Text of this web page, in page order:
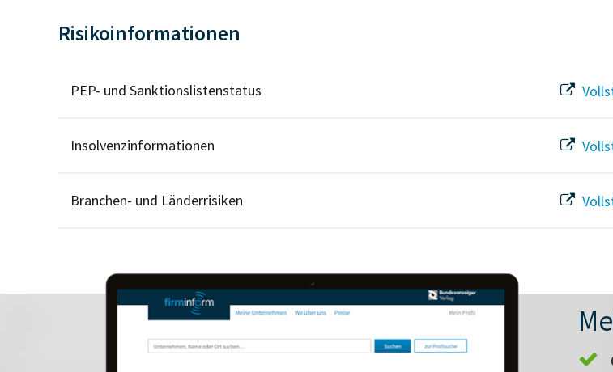
Risikoinformationen
PEP- und Sanktionslistenstatus
Insolvenzinformationen
Branchen- und Länderrisiken